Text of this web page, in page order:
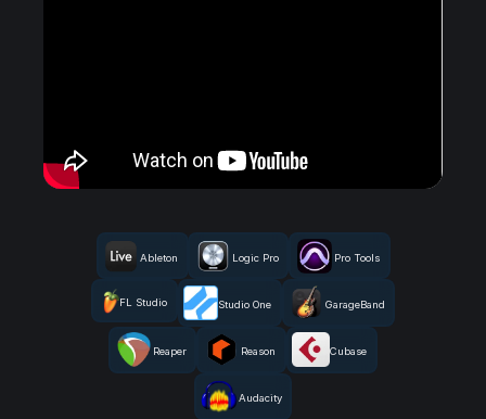
Ableton Logic Pro Pro Tools
FL Studio Studio One GarageBand
Reaper Reason Cubase
Audacity